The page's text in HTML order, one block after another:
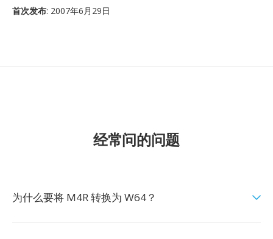
首次发布: 2007年6月29日
经常问的问题
为什么要将 M4R 转换为 W64？